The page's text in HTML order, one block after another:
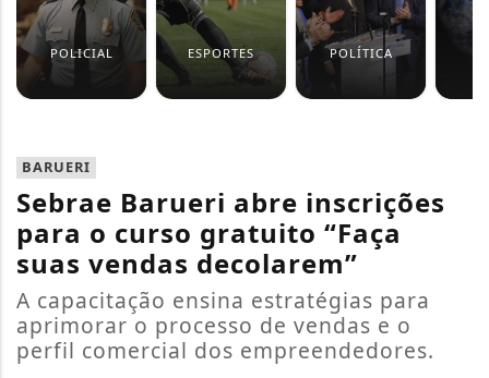
POLICIAL ESPORTES POLÍTICA
BARUERI
Sebrae Barueri abre inscrições
para o curso gratuito “Faça
suas vendas decolarem”
A capacitação ensina estratégias para
aprimorar o processo de vendas e o
perfil comercial dos empreendedores.